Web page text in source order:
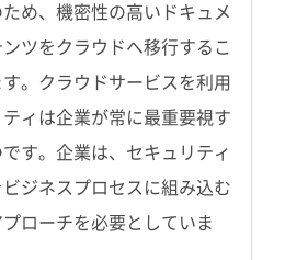
め、機密性の高いドキュメ
ツをクラウドへ移行するこ
。クラウドサービスを利用
ィは企業が常に最重要視す
す。企業は、セキュリティ
ジネスプロセスに組み込む
ローチを必要としていま